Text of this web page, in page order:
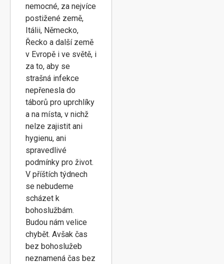
nemocné, za nejvíce
postižené země,
Itálii, Německo,
Řecko a další země
v Evropě i ve světě, i
za to, aby se
strašná infekce
nepřenesla do
táborů pro uprchlíky
a na místa, v nichž
nelze zajistit ani
hygienu, ani
spravedlivé
podmínky pro život.
V příštích týdnech
se nebudeme
scházet k
bohoslužbám.
Budou nám velice
chybět. Avšak čas
bez bohoslužeb
neznamená čas bez